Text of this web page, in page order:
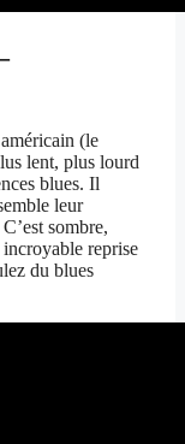
(le
lent, plus lourd
blues. Il
leur
sombre,
reprise
du blues